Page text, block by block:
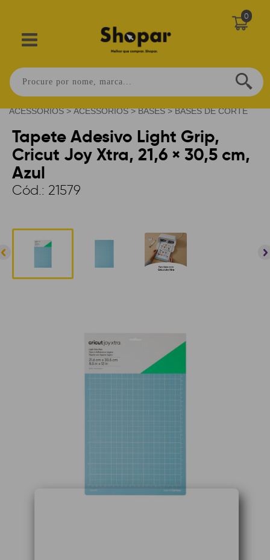
0
ACESSORIOS>ACESSORIOS>BASES>BASES DE CORTE
Tapete Adesivo Light Grip,
Cricut Joy Xtra, 21,6 × 30,5 cm,
Azul
Cód.: 21579